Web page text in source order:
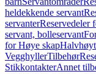
heldekkende servant
servanterReservedeler
servant, bolleservant
for Høye skap
VegghyllerTilbehør
StikkontakterAnnet